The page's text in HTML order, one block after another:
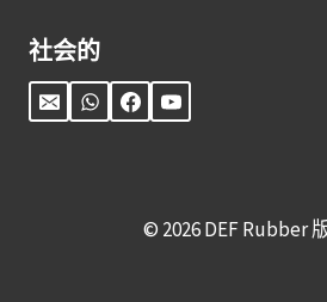
社会的
© 2026 DEF Rubber